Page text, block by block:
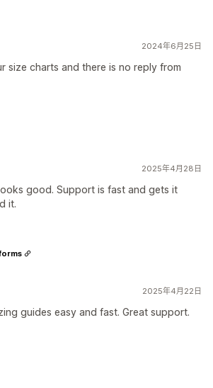
2024年6月25日
size charts and there is no reply from
2025年4月28日
good. Support is fast and gets it
it.
2025年4月22日
guides easy and fast. Great support.